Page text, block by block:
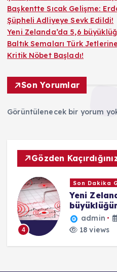
Başkentte Sıcak Gelişme:
Şüpheli Adliyeye Sevk Edildi!
Yeni Zelanda’da 5,6
Baltık Semaları Türk
Kritik Nöbet Başladı!
Son Yorumlar
Görüntülenecek bir yorum
Gözden
4
Son Dakika
Yeni
admin
18 views